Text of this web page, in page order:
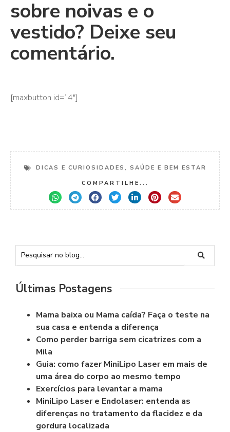
sobre noivas e o
vestido? Deixe seu
comentário.
[maxbutton id=”4″]
DICAS E CURIOSIDADES , SAÚDE E BEM ESTAR
COMPARTILHE...
Últimas Postagens
Mama baixa ou Mama caída? Faça o teste na
sua casa e entenda a diferença
Como perder barriga sem cicatrizes com a
Mila
Guia: como fazer MiniLipo Laser em mais de
uma área do corpo ao mesmo tempo
Exercícios para levantar a mama
MiniLipo Laser e Endolaser: entenda as
diferenças no tratamento da flacidez e da
gordura localizada